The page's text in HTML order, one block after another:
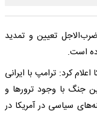
تعیین و تمدید
است.
کرد: ترامپ با ایرانی
جنگ با وجود ترورها و
سیاسی در آمریکا در